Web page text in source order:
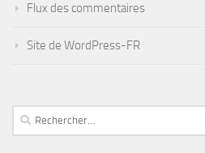
Flux des commentaires
Site de WordPress-FR
Rechercher :